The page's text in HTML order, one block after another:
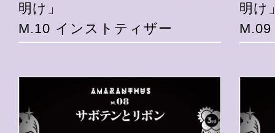
明け」
M.10 インストティザー
明け